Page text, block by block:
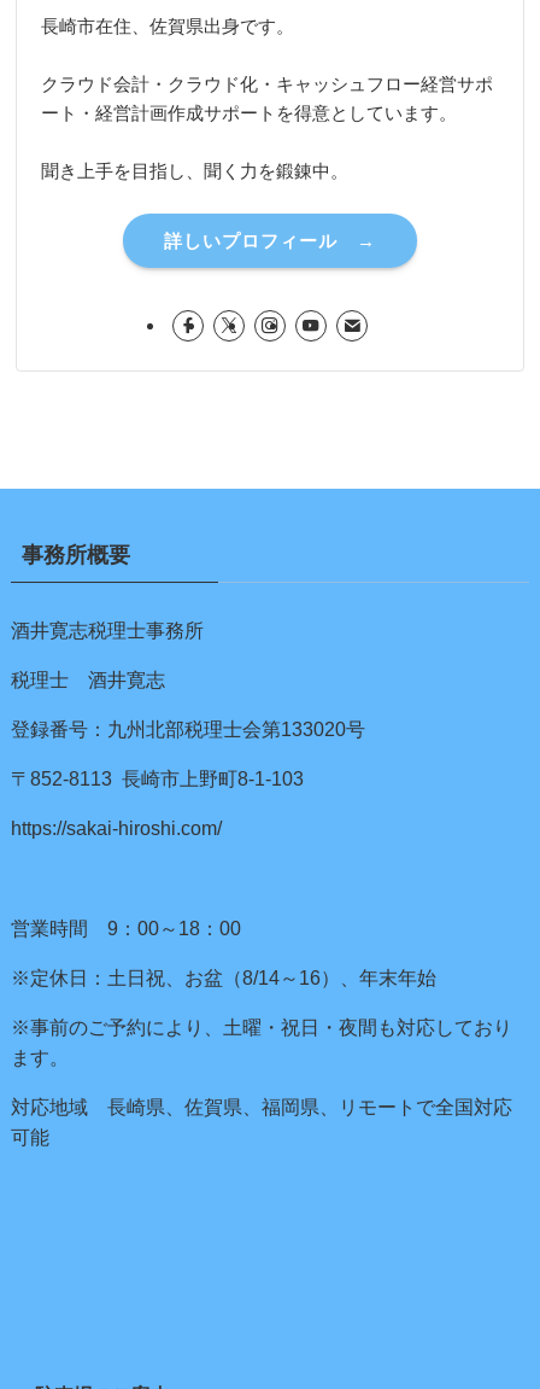
長崎市在住、佐賀県出身です。
クラウド会計・クラウド化・キャッシュフロー経営サポ
ート・経営計画作成サポートを得意としています。
聞き上手を目指し、聞く力を鍛錬中。
詳しいプロフィール →
事務所概要
酒井寛志税理士事務所
税理士 酒井寛志
登録番号：九州北部税理士会第133020号
〒852-8113 長崎市上野町8-1-103
https://sakai-hiroshi.com/
営業時間 9：00～18：00
※定休日：土日祝、お盆（8/14～16）、年末年始
※事前のご予約により、土曜・祝日・夜間も対応しており
ます。
対応地域 長崎県、佐賀県、福岡県、リモートで全国対応
可能